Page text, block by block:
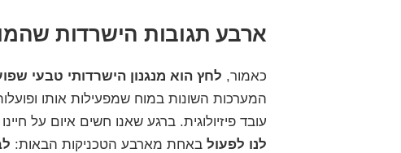
ארבע תגובות הישרדות
כאמור, לחץ הוא מנגנון הישרדותי טבעי
המערכות השונות במוח שמפעילות אותו
עובד פיזיולוגית. ברגע שאנו חשים איום על
לנו לפעולבאחת מארבע הטכניקות הבאות: